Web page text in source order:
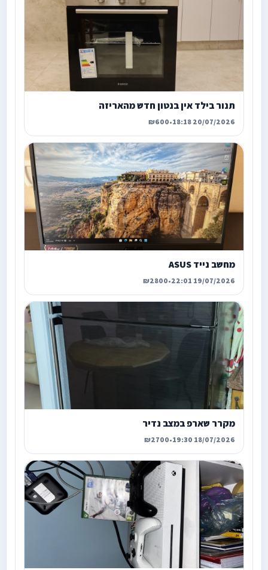
תנור בילד אין בנטון חדש מהאריזה
20/07/2026 18:18
•
₪600
מחשב נייד ASUS
19/07/2026 22:01
•
₪2800
מקרר שארפ במצב נדיר
18/07/2026 19:30
•
₪2700